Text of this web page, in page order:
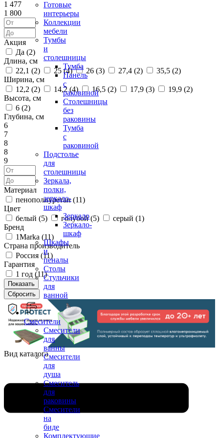
Готовые
интерьеры
Коллекции
мебели
Тумбы
и
столешницы
Тумба
Панель
с
раковиной
Столешницы
без
раковины
Тумба
с
раковиной
Подстолье
для
столешницы
Зеркала,
полки,
зеркало-
шкаф
Зеркало
Зеркало-
шкаф
Шкафы
и
пеналы
Столы
Стульчики
для
ванной
Смесители
Смесители
для
ванны
Смесители
для
душа
Смеситель
для
раковины
Смесители
на
биде
Комплектующие
1 477
1 800
Акция
Да (2)
Длина, см
22,1 (2) 25 (4) 26 (3) 27,4 (2) 35,5 (2)
Ширина, см
12,2 (2) 14,2 (4) 16,5 (2) 17,9 (3) 19,9 (2)
Высота, см
6 (2)
Глубина, см
6
7
8
8
9
Материал
пенополиуретан (11)
Цвет
белый (5) голубой (5) серый (1)
Бренд
1Marka (11)
Страна производитель
Россия (11)
Гарантия
1 год (11)
Вид каталога